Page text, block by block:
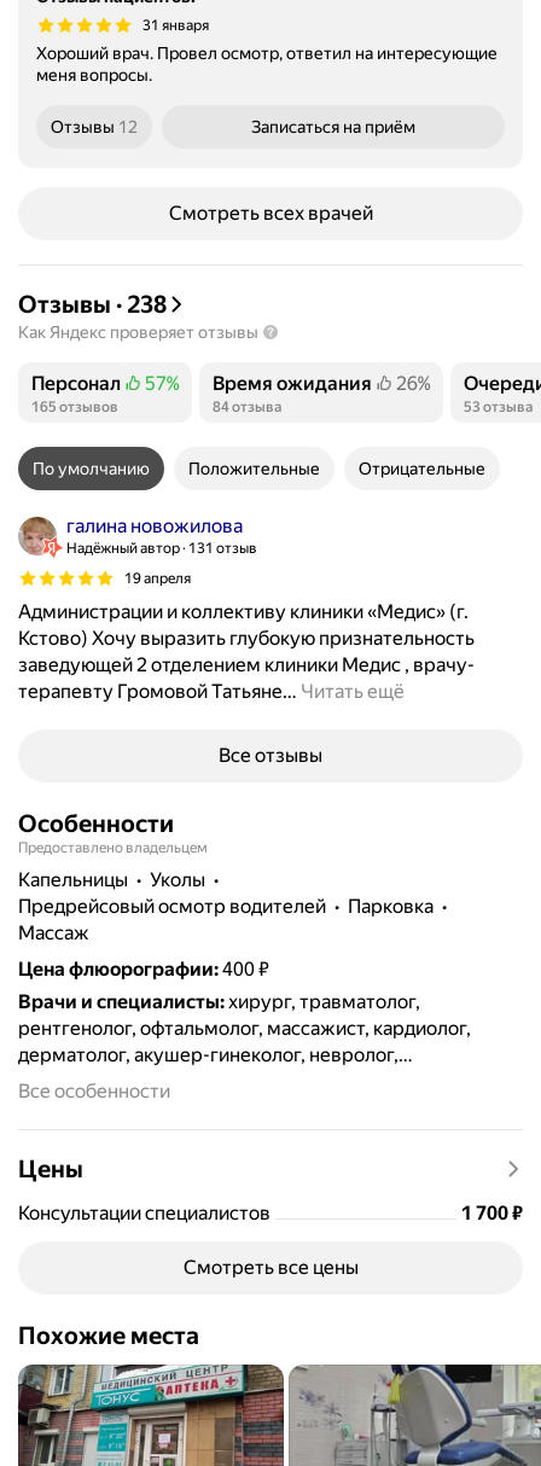
31 января
Хороший врач. Провел осмотр, ответил на интересующие
меня вопросы.
Отзывы 12 Записаться на приём
Смотреть всех врачей
Отзывы · 238
Как Яндекс проверяет отзывы
Персонал
Положительных отзывов
57%
165 отзывов
Время ожидания
Положительных отзывов
26%
84 отзыва 53 отзыва
По умолчанию Положительные Отрицательные
галина новожилова
Надёжный автор 131 отзыв
19 апреля
Администрации и коллективу клиники «Медис» (г.
Кстово) Хочу выразить глубокую признательность
заведующей 2 отделением клиники Медис , врачу-
терапевту Громовой Татьяне… Читать ещё
Все отзывы
Особенности
Предоставлено владельцем
капельницы
уколы
предрейсовый осмотр водителей
парковка
массаж
Цена флюорографии:400 ₽
Врачи и специалисты: хирург, травматолог,
рентгенолог, офтальмолог, массажист, кардиолог,
дерматолог, акушер-гинеколог, невролог,
эндокринолог, онколог, ортопед, оториноларинголог,
физиотерапевт, стоматолог-гигиенист, врач УЗД,
лабораторной диагностики, врач функциональной
диагностики, уролог, стоматолог-хирург
Все особенности
Цены
Консультации специалистов Цена
1700
1 700₽
Смотреть все цены
Похожие места